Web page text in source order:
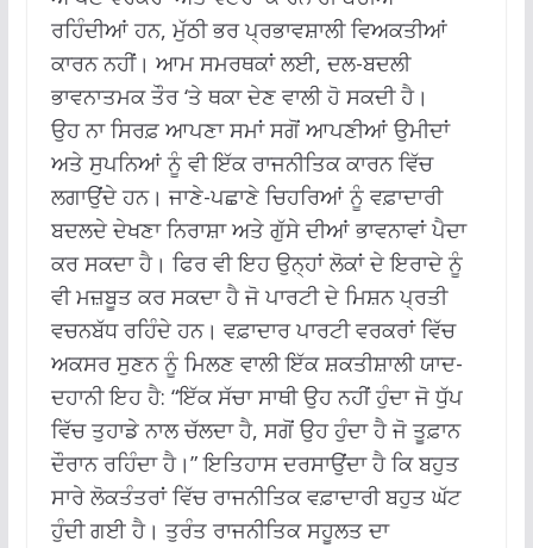
ਰਹਿੰਦੀਆਂ ਹਨ, ਮੁੱਠੀ ਭਰ ਪ੍ਰਭਾਵਸ਼ਾਲੀ ਵਿਅਕਤੀਆਂ
ਕਾਰਨ ਨਹੀਂ। ਆਮ ਸਮਰਥਕਾਂ ਲਈ, ਦਲ-ਬਦਲੀ
ਭਾਵਨਾਤਮਕ ਤੌਰ ‘ਤੇ ਥਕਾ ਦੇਣ ਵਾਲੀ ਹੋ ਸਕਦੀ ਹੈ।
ਉਹ ਨਾ ਸਿਰਫ਼ ਆਪਣਾ ਸਮਾਂ ਸਗੋਂ ਆਪਣੀਆਂ ਉਮੀਦਾਂ
ਅਤੇ ਸੁਪਨਿਆਂ ਨੂੰ ਵੀ ਇੱਕ ਰਾਜਨੀਤਿਕ ਕਾਰਨ ਵਿੱਚ
ਲਗਾਉਂਦੇ ਹਨ। ਜਾਣੇ-ਪਛਾਣੇ ਚਿਹਰਿਆਂ ਨੂੰ ਵਫ਼ਾਦਾਰੀ
ਬਦਲਦੇ ਦੇਖਣਾ ਨਿਰਾਸ਼ਾ ਅਤੇ ਗੁੱਸੇ ਦੀਆਂ ਭਾਵਨਾਵਾਂ ਪੈਦਾ
ਕਰ ਸਕਦਾ ਹੈ। ਫਿਰ ਵੀ ਇਹ ਉਨ੍ਹਾਂ ਲੋਕਾਂ ਦੇ ਇਰਾਦੇ ਨੂੰ
ਵੀ ਮਜ਼ਬੂਤ ​​ਕਰ ਸਕਦਾ ਹੈ ਜੋ ਪਾਰਟੀ ਦੇ ਮਿਸ਼ਨ ਪ੍ਰਤੀ
ਵਚਨਬੱਧ ਰਹਿੰਦੇ ਹਨ। ਵਫ਼ਾਦਾਰ ਪਾਰਟੀ ਵਰਕਰਾਂ ਵਿੱਚ
ਅਕਸਰ ਸੁਣਨ ਨੂੰ ਮਿਲਣ ਵਾਲੀ ਇੱਕ ਸ਼ਕਤੀਸ਼ਾਲੀ ਯਾਦ-
ਦਹਾਨੀ ਇਹ ਹੈ: “ਇੱਕ ਸੱਚਾ ਸਾਥੀ ਉਹ ਨਹੀਂ ਹੁੰਦਾ ਜੋ ਧੁੱਪ
ਵਿੱਚ ਤੁਹਾਡੇ ਨਾਲ ਚੱਲਦਾ ਹੈ, ਸਗੋਂ ਉਹ ਹੁੰਦਾ ਹੈ ਜੋ ਤੂਫ਼ਾਨ
ਦੌਰਾਨ ਰਹਿੰਦਾ ਹੈ।”ਇਤਿਹਾਸ ਦਰਸਾਉਂਦਾ ਹੈ ਕਿ ਬਹੁਤ
ਸਾਰੇ ਲੋਕਤੰਤਰਾਂ ਵਿੱਚ ਰਾਜਨੀਤਿਕ ਵਫ਼ਾਦਾਰੀ ਬਹੁਤ ਘੱਟ
ਹੁੰਦੀ ਗਈ ਹੈ। ਤੁਰੰਤ ਰਾਜਨੀਤਿਕ ਸਹੂਲਤ ਦਾ